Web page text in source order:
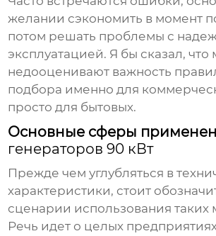
желании сэкономить в момент
потом решать проблемы с
эксплуатацией. Я бы сказал, что
недооценивают важность
подбора именно для
просто для бытовых.
Основные сферы
генераторов 90 кВт
Прежде чем углубляться в
характеристики, стоит
сценарии использования таких
Речь идет о целых